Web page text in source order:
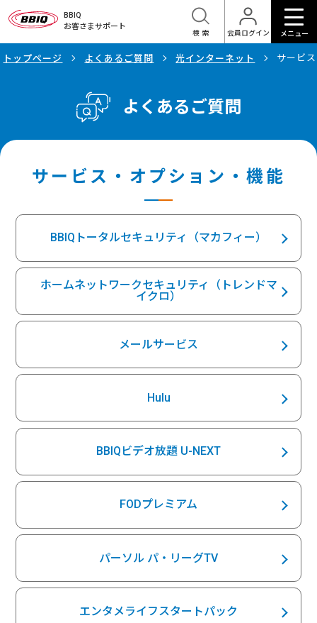
BBIQ
お客さまサポート
会員ログイン
検索 メニュー
トップページ よくあるご質問 光インターネット サービ
よくあるご質問
サービス・オプション・機能
BBIQトータルセキュリティ（マカフィー）
ホームネットワークセキュリティ（トレンドマ
イクロ）
メールサービス
Hulu
BBIQビデオ放題 U-NEXT
FODプレミアム
パーソル パ・リーグTV
エンタメライフスタートパック